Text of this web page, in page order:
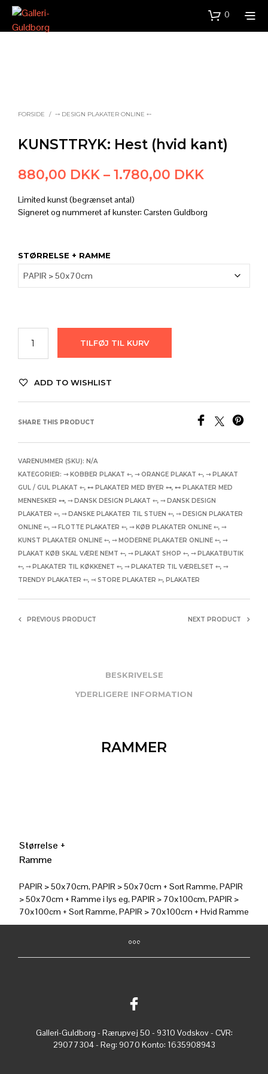
0
FORSIDE / ⤍ DESIGN PLAKATER ONLINE ⤌
KUNSTTRYK: Hest (hvid kant)
880,00 DKK – 1.780,00 DKK
til
Limited kunst (begrænset antal)
Signeret og nummeret af kunster: Carsten Guldborg
STØRRELSE + RAMME
TILFØJ TIL KURV
ADD TO WISHLIST
SHARE THIS PRODUCT
VARENUMMER (SKU): N/A
KATEGORIER: ⇾ KOBBER PLAKAT ⇽, ⇾ ORANGE PLAKAT ⇽, ⇾ PLAKAT
GUL / GUL PLAKAT ⇽, ⊷ PLAKATER MED BYER ⊶, ⊷ PLAKATER MED
MENNESKER ⊶, ⤍ DANSK DESIGN PLAKAT ⤌, ⤍ DANSK DESIGN
PLAKATER ⤌, ⤍ DANSKE PLAKATER TIL STUEN ⤌, ⤍ DESIGN PLAKATER
ONLINE ⤌, ⤍ FLOTTE PLAKATER ⤌, ⤍ KØB PLAKATER ONLINE ⤌, ⤍
KUNST PLAKATER ONLINE ⤌, ⤍ MODERNE PLAKATER ONLINE ⤌, ⤍
PLAKAT KØB SKAL VÆRE NEMT ⤌, ⤍ PLAKAT SHOP ⤌, ⤍ PLAKATBUTIK
⤌, ⤍ PLAKATER TIL KØKKENET ⤌, ⤍ PLAKATER TIL VÆRELSET ⤌, ⤍
TRENDY PLAKATER ⤌, ⤙ STORE PLAKATER ⤚, PLAKATER
PREVIOUS PRODUCT NEXT PRODUCT
BESKRIVELSE
YDERLIGERE INFORMATION
RAMMER
Størrelse +
Ramme
PAPIR > 50x70cm, PAPIR > 50x70cm + Sort Ramme, PAPIR
> 50x70cm + Ramme i lys eg, PAPIR > 70x100cm, PAPIR >
70x100cm + Sort Ramme, PAPIR > 70x100cm + Hvid Ramme
Galleri-Guldborg - Rærupvej 50 - 9310 Vodskov - CVR:
29077304 - Reg: 9070 Konto: 1635908943